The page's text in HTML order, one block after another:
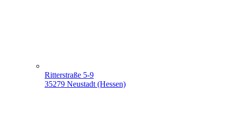
Ritterstraße 5-9
35279 Neustadt (Hessen)